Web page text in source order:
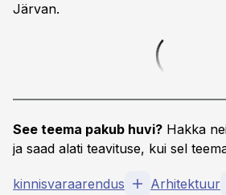
Järvan.
See teema pakub huvi? Hakka
ja saad alati teavituse, kui sel
kinnisvaraarendus Arhitektuur